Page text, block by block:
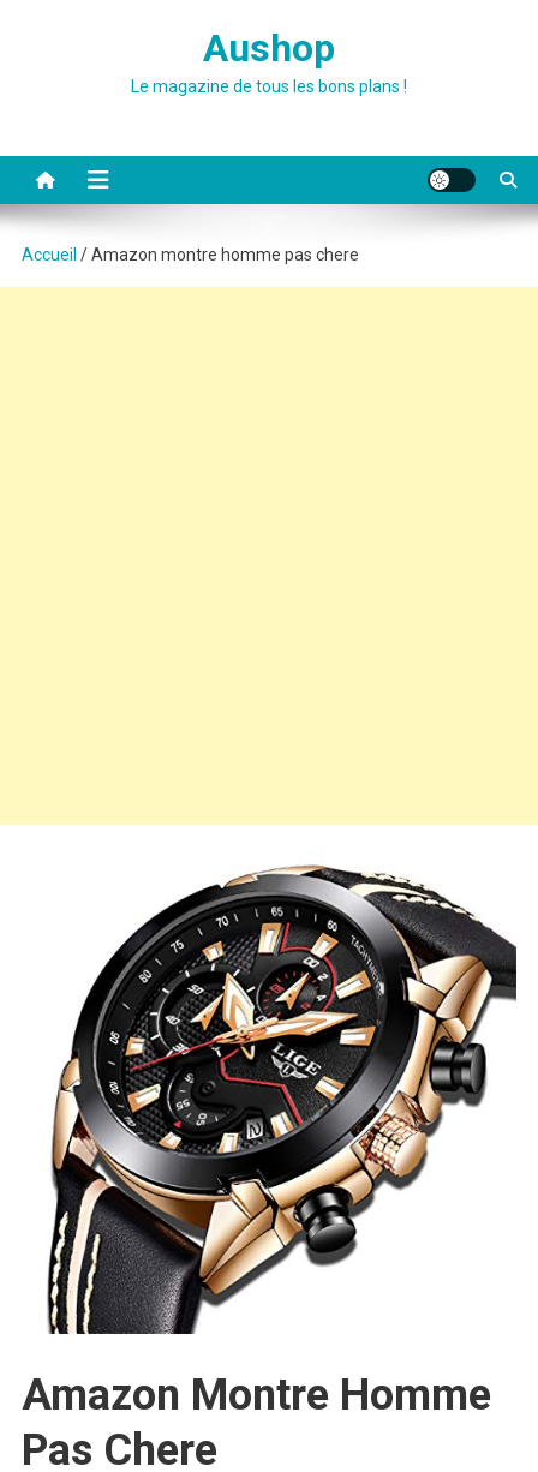
Aushop
Le magazine de tous les bons plans !
Accueil / Amazon montre homme pas chere
Amazon Montre Homme
Pas Chere